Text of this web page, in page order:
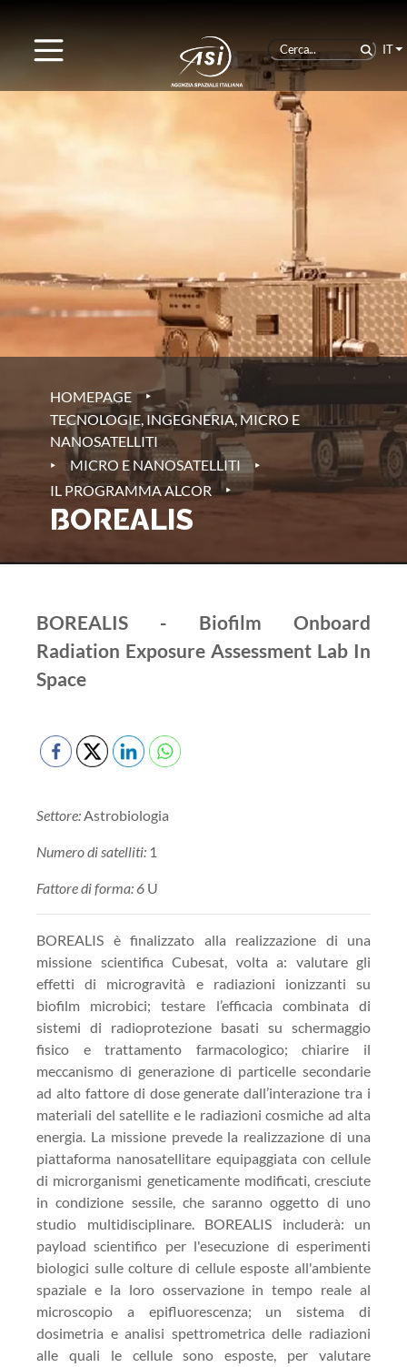
IT
HOMEPAGE ‣
TECNOLOGIE, INGEGNERIA, MICRO E
NANOSATELLITI
‣ MICRO E NANOSATELLITI ‣
IL PROGRAMMA ALCOR ‣
BOREALIS
BOREALIS - Biofilm Onboard
Radiation Exposure Assessment Lab In
Space
Settore:Astrobiologia
Numero di satelliti: 1
Fattore di forma: 6 U
BOREALIS è finalizzato alla realizzazione di una
missione scientifica Cubesat, volta a: valutare gli
effetti di microgravità e radiazioni ionizzanti su
biofilm microbici; testare l’efficacia combinata di
sistemi di radioprotezione basati su schermaggio
fisico e trattamento farmacologico; chiarire il
meccanismo di generazione di particelle secondarie
ad alto fattore di dose generate dall’interazione tra i
materiali del satellite e le radiazioni cosmiche ad alta
energia. La missione prevede la realizzazione di una
piattaforma nanosatellitare equipaggiata con cellule
di microrganismi geneticamente modificati, cresciute
in condizione sessile, che saranno oggetto di uno
studio multidisciplinare. BOREALIS includerà: un
payload scientifico per l'esecuzione di esperimenti
biologici sulle colture di cellule esposte all'ambiente
spaziale e la loro osservazione in tempo reale al
microscopio a epifluorescenza; un sistema di
dosimetria e analisi spettrometrica delle radiazioni
alle quali le cellule sono esposte, per valutare